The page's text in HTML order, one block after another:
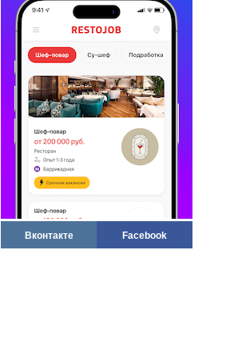
Вконтакте Facebook